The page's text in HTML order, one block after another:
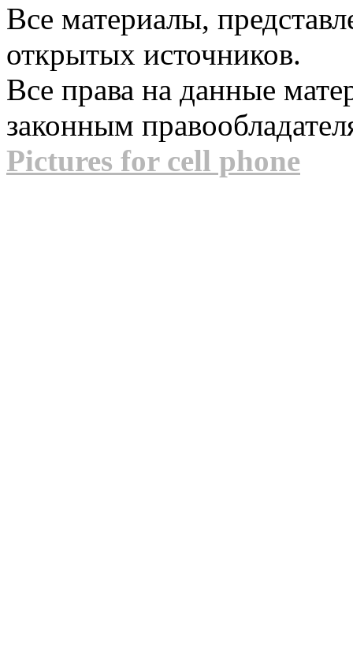
Все материалы,
открытых источников.
Все права на данные
законным
Pictures for cell phone